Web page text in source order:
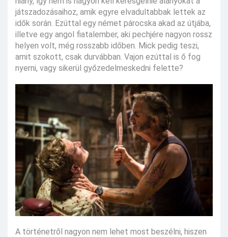
játszadozásaihoz, amik egyre elvadultabbak lettek az
idők során. Ezúttal egy német párocska akad az útjába,
illetve egy angol fiatalember, aki pechjére nagyon rossz
helyen volt, még rosszabb időben. Mick pedig teszi,
amit szokott, csak durvábban. Vajon ezúttal is ő fog
nyerni, vagy sikerül győzedelmeskedni felette?
A történetről nagyon nem lehet most beszélni, hiszen